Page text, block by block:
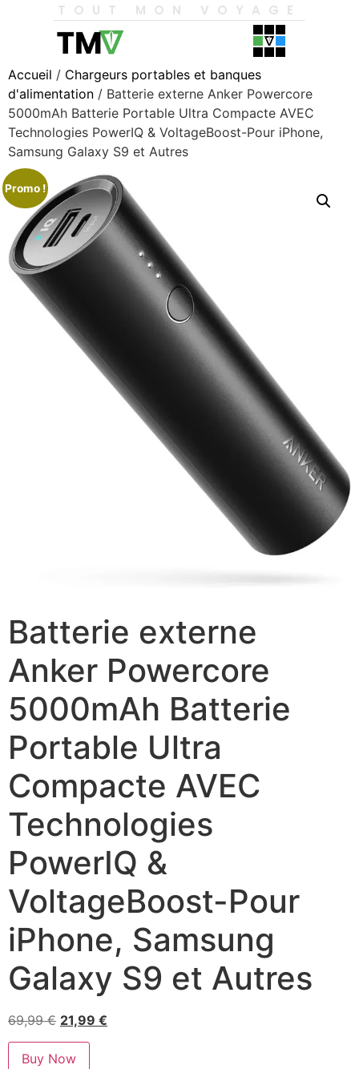
TOUT MON VOYAGE
Accueil / Chargeurs portables et banques
d'alimentation / Batterie externe Anker Powercore
5000mAh Batterie Portable Ultra Compacte AVEC
Technologies PowerIQ & VoltageBoost-Pour iPhone,
Samsung Galaxy S9 et Autres
Promo !
Batterie externe
Anker Powercore
5000mAh Batterie
Portable Ultra
Compacte AVEC
Technologies
PowerIQ &
VoltageBoost-Pour
iPhone, Samsung
Galaxy S9 et Autres
69,99€ 21,99 €
Buy Now